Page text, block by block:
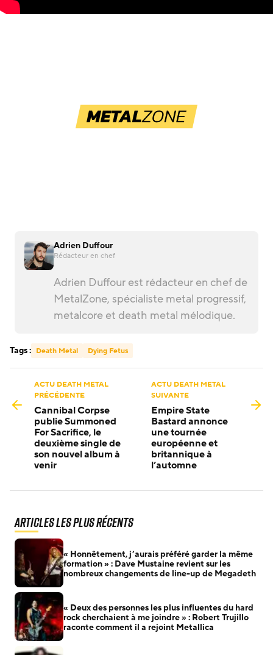
Adrien Duffour
Rédacteur en chef
Adrien Duffour est rédacteur en chef de
MetalZone, spécialiste metal progressif,
metalcore et death metal mélodique.
Tags : Death Metal Dying Fetus
ACTU DEATH METAL
PRÉCÉDENTE
Cannibal Corpse
publie Summoned
For Sacrifice, le
deuxième single de
son nouvel album à
venir
ACTU DEATH METAL
SUIVANTE
Empire State
Bastard annonce
une tournée
européenne et
britannique à
l’automne
Articles les plus récents
« Honnêtement, j’aurais préféré garder la même
formation » : Dave Mustaine revient sur les
nombreux changements de line-up de Megadeth
« Deux des personnes les plus influentes du hard
rock cherchaient à me joindre » : Robert Trujillo
raconte comment il a rejoint Metallica